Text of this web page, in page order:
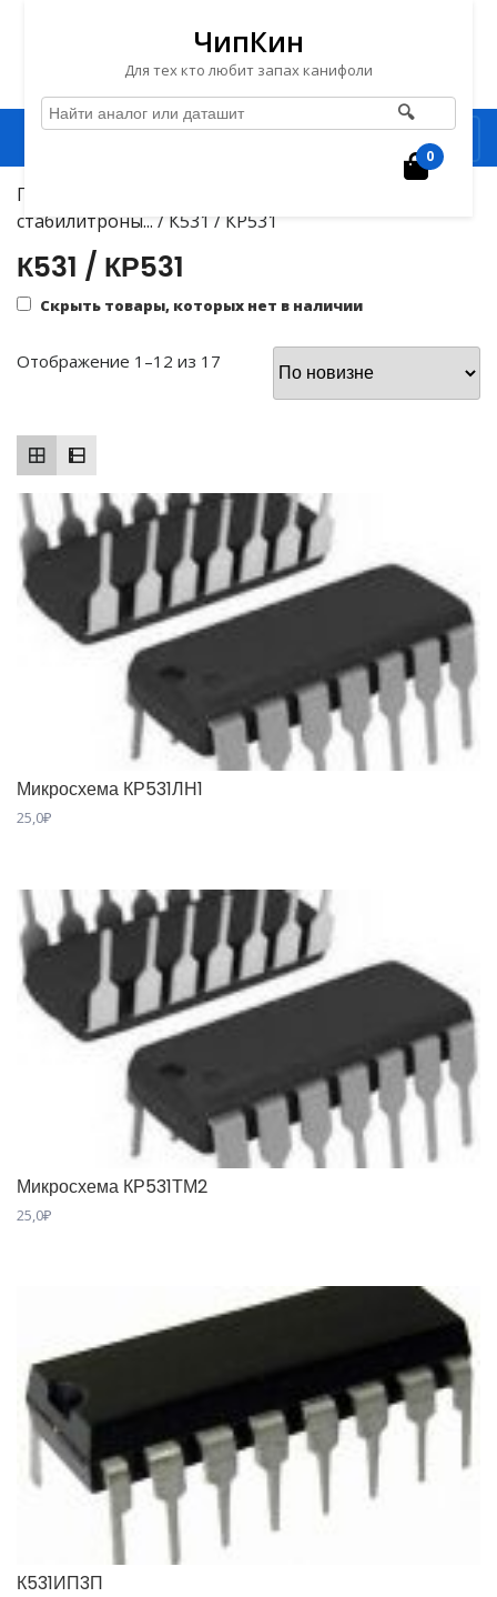
Перейти
содержимому
ЧипКин
Для тех кто любит запах канифоли
🔍
0
Главная
стабилитроны... / К531 / КР531
К531 / КР531
Скрыть товары, которых нет в наличии
Отображение 1–12 из 17
Микросхема КР531ЛН1
25,0₽
Микросхема КР531ТМ2
25,0₽
К531ИП3П